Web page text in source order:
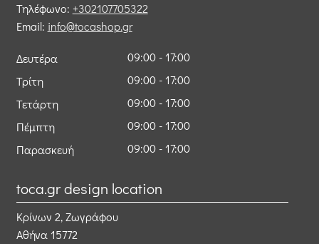
Τηλέφωνο: +302107705322
Email: info@tocashop.gr
Δευτέρα
09:00 - 17:00
Τρίτη
09:00 - 17:00
Τετάρτη
09:00 - 17:00
Πέμπτη
09:00 - 17:00
Παρασκευή
09:00 - 17:00
toca.gr design location
Κρίνων 2, Ζωγράφου
Αθήνα 15772